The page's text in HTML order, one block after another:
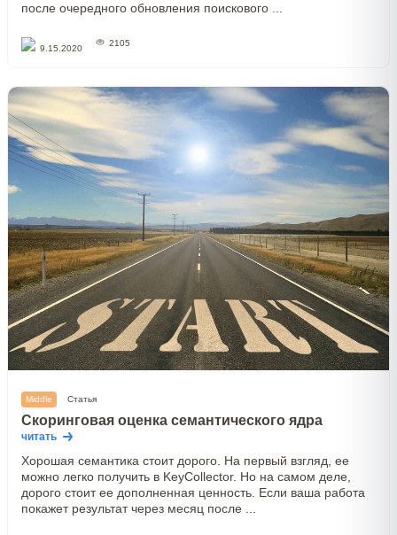
после очередного обновления поискового ...
9.15.2020
2105
Middle Статья
Скоринговая оценка семантического ядра
читать
Хорошая семантика стоит дорого. На первый взгляд, ее
можно легко получить в KeyCollector. Но на самом деле,
дорого стоит ее дополненная ценность. Если ваша работа
покажет результат через месяц после ...